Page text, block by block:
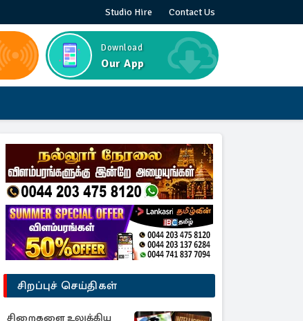
Studio Hire Contact Us
Download
Our App
சிறப்புச் செய்திகள்
சிறைகளை உலுக்கிய